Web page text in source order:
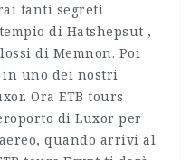
tanti segreti
di Hatshepsut ,
di Memnon. Poi
uno dei nostri
Ora ETB tours
di Luxor per
quando arrivi al